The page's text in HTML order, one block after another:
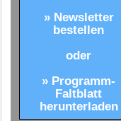
» Newsletter
bestellen
oder
» Programm-
Faltblatt
herunterladen